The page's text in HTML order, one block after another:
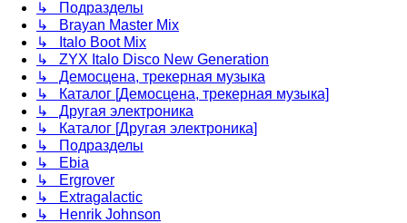
↳ Подразделы
↳ Brayan Master Mix
↳ Italo Boot Mix
↳ ZYX Italo Disco New Generation
↳ Демосцена, трекерная музыка
↳ Каталог [Демосцена, трекерная музыка]
↳ Другая электроника
↳ Каталог [Другая электроника]
↳ Подразделы
↳ Ebia
↳ Ergrover
↳ Extragalactic
↳ Henrik Johnson